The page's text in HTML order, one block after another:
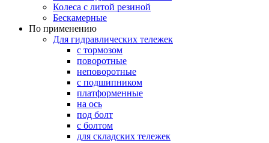
Колеса с литой резиной
Бескамерные
По применению
Для гидравлических тележек
с тормозом
поворотные
неповоротные
с подшипником
платформенные
на ось
под болт
с болтом
для складских тележек